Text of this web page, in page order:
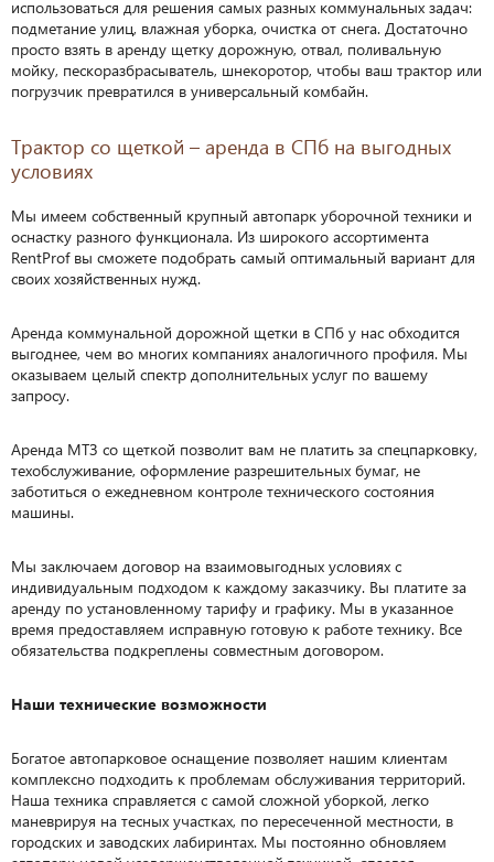
использоваться для решения самых разных коммунальных задач:
подметание улиц, влажная уборка, очистка от снега. Достаточно
просто взять в аренду щетку дорожную, отвал, поливальную
мойку, пескоразбрасыватель, шнекоротор, чтобы ваш трактор или
погрузчик превратился в универсальный комбайн.
Трактор со щеткой – аренда в СПб на выгодных
условиях
Мы имеем собственный крупный автопарк уборочной техники и
оснастку разного функционала. Из широкого ассортимента
RentProf вы сможете подобрать самый оптимальный вариант для
своих хозяйственных нужд.
Аренда коммунальной дорожной щетки в СПб у нас обходится
выгоднее, чем во многих компаниях аналогичного профиля. Мы
оказываем целый спектр дополнительных услуг по вашему
запросу.
Аренда МТЗ со щеткой позволит вам не платить за спецпарковку,
техобслуживание, оформление разрешительных бумаг, не
заботиться о ежедневном контроле технического состояния
машины.
Мы заключаем договор на взаимовыгодных условиях с
индивидуальным подходом к каждому заказчику. Вы платите за
аренду по установленному тарифу и графику. Мы в указанное
время предоставляем исправную готовую к работе технику. Все
обязательства подкреплены совместным договором.
Наши технические возможности
Богатое автопарковое оснащение позволяет нашим клиентам
комплексно подходить к проблемам обслуживания территорий.
Наша техника справляется с самой сложной уборкой, легко
маневрируя на тесных участках, по пересеченной местности, в
городских и заводских лабиринтах. Мы постоянно обновляем